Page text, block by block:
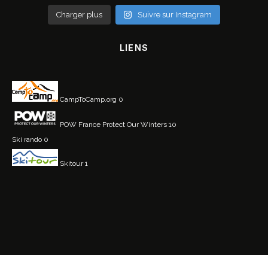
Charger plus Suivre sur Instagram
LIENS
CampToCamp.org 0
POW France Protect Our Winters 10
Ski rando 0
Skitour1